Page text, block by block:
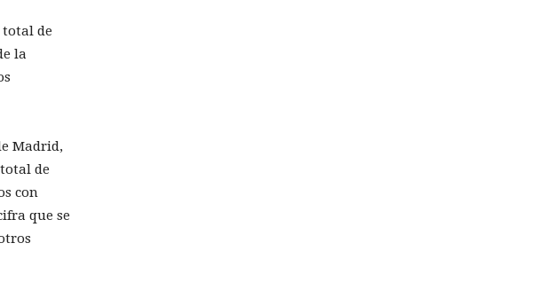
de
la
Madrid,
de
con
que se